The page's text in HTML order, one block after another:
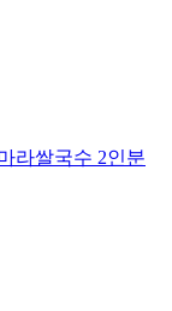
라쌀국수 2인분